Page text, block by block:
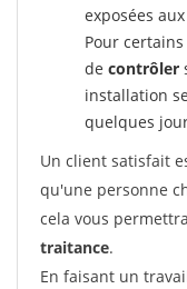
exposées
Pour
de contrôler
installation
quelques
Un client satisfait
qu'une personne
cela vous
traitance.
En faisant un